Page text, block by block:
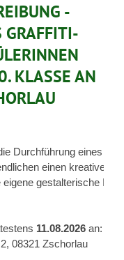
-
GRAFFITI-
KLASSE AN
Durchführung eines
einen kreativen
gestalterische
11.08.2026 an:
08321 Zschorlau